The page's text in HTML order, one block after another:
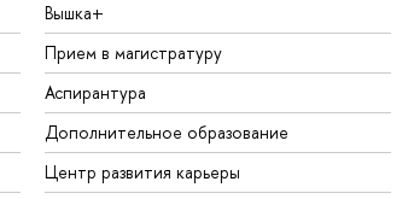
Вышка+
Прием в магистратуру
Аспирантура
Дополнительное образование
Центр развития карьеры